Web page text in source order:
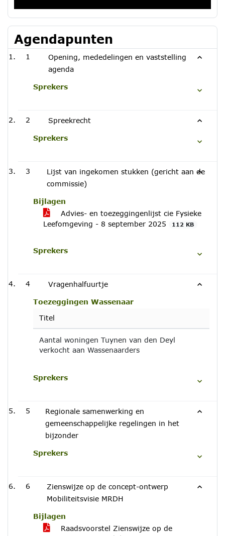
Agendapunten
1
Opening, mededelingen en vaststelling
agenda
Sprekers
2 Spreekrecht
Sprekers
3
Lijst van ingekomen stukken (gericht aan de
commissie)
Bijlagen
Advies- en toezeggingenlijst cie Fysieke
Leefomgeving - 8 september 2025
112 KB
Sprekers
4 Vragenhalfuurtje
Toezeggingen Wassenaar
Titel
Aantal woningen Tuynen van den Deyl
verkocht aan Wassenaarders
Sprekers
5
Regionale samenwerking en
gemeenschappelijke regelingen in het
bijzonder
Sprekers
6
Zienswijze op de concept-ontwerp
Mobiliteitsvisie MRDH
Bijlagen
Raadsvoorstel Zienswijze op de